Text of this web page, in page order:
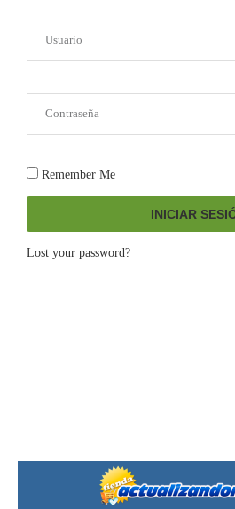
Remember Me
INICIAR
Lost your password?